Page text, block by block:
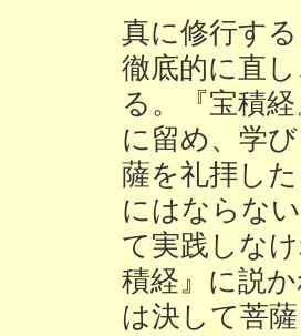
真に修行す
徹底的に直
る。『宝積
に留め、学
薩を礼拝し
にはならな
て実践しな
積経』に説
は決して菩